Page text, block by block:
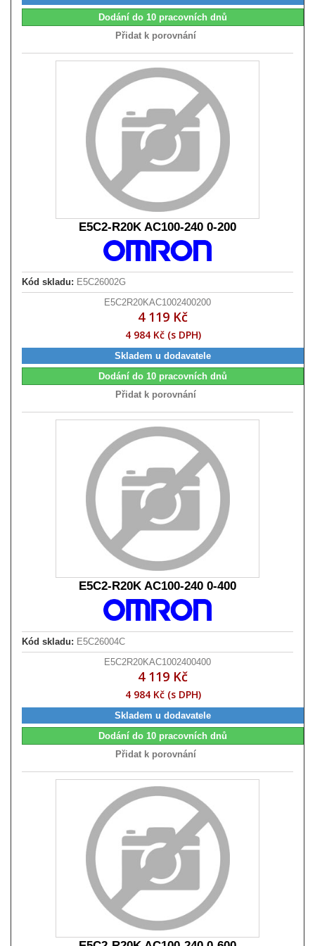
Dodání do 10 pracovních dnů
Přidat k porovnání
E5C2-R20K AC100-240 0-200
Kód skladu: E5C26002G
E5C2R20KAC1002400200
4 119 Kč
4 984 Kč (s DPH)
Skladem u dodavatele
Dodání do 10 pracovních dnů
Přidat k porovnání
E5C2-R20K AC100-240 0-400
Kód skladu: E5C26004C
E5C2R20KAC1002400400
4 119 Kč
4 984 Kč (s DPH)
Skladem u dodavatele
Dodání do 10 pracovních dnů
Přidat k porovnání